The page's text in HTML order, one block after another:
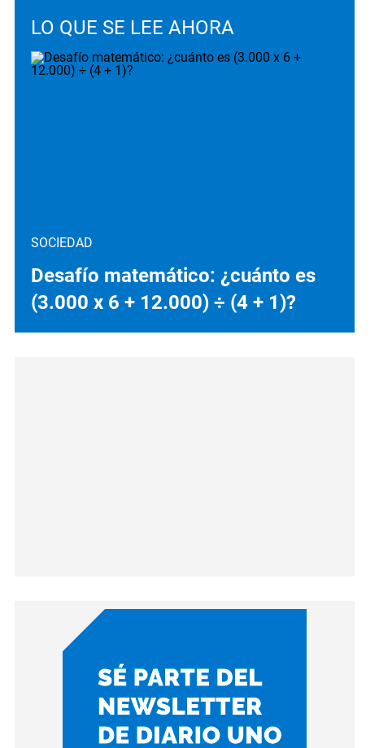
LO QUE SE LEE AHORA
SOCIEDAD
Desafío matemático: ¿cuánto es
(3.000 x 6 + 12.000) ÷ (4 + 1)?